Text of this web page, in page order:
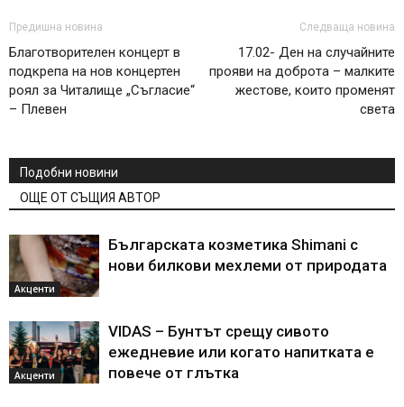
Предишна новина
Благотворителен концерт в
подкрепа на нов концертен
роял за Читалище „Съгласие“
– Плевен
Следваща новина
17.02- Ден на случайните
прояви на доброта – малките
жестове, които променят
света
Подобни новини
ОЩЕ ОТ СЪЩИЯ АВТОР
Акценти
Българската козметика Shimani с
нови билкови мехлеми от природата
Акценти
VIDAS – Бунтът срещу сивото
ежедневие или когато напитката е
повече от глътка